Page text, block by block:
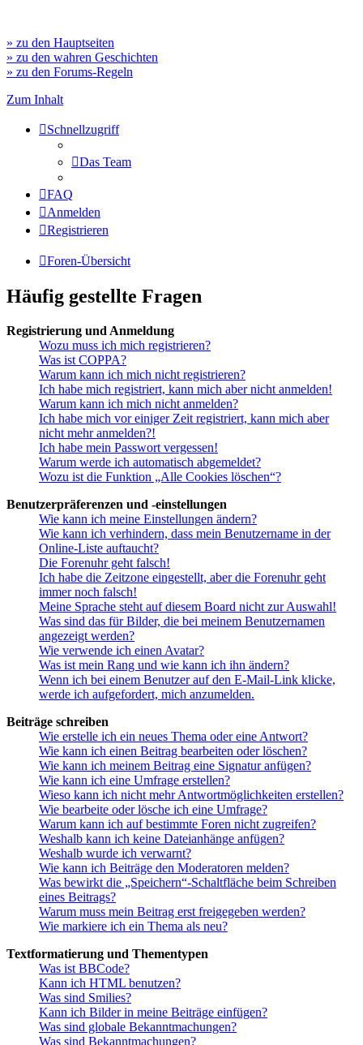
» zu den Hauptseiten
» zu den wahren Geschichten
» zu den Forums-Regeln
Zum Inhalt
Schnellzugriff
Das Team
FAQ
Anmelden
Registrieren
Foren-Übersicht
Häufig gestellte Fragen
Registrierung und Anmeldung
Wozu muss ich mich registrieren?
Was ist COPPA?
Warum kann ich mich nicht registrieren?
Ich habe mich registriert, kann mich aber nicht anmelden!
Warum kann ich mich nicht anmelden?
Ich habe mich vor einiger Zeit registriert, kann mich aber
nicht mehr anmelden?!
Ich habe mein Passwort vergessen!
Warum werde ich automatisch abgemeldet?
Wozu ist die Funktion „Alle Cookies löschen“?
Benutzerpräferenzen und -einstellungen
Wie kann ich meine Einstellungen ändern?
Wie kann ich verhindern, dass mein Benutzername in der
Online-Liste auftaucht?
Die Forenuhr geht falsch!
Ich habe die Zeitzone eingestellt, aber die Forenuhr geht
immer noch falsch!
Meine Sprache steht auf diesem Board nicht zur Auswahl!
Was sind das für Bilder, die bei meinem Benutzernamen
angezeigt werden?
Wie verwende ich einen Avatar?
Was ist mein Rang und wie kann ich ihn ändern?
Wenn ich bei einem Benutzer auf den E-Mail-Link klicke,
werde ich aufgefordert, mich anzumelden.
Beiträge schreiben
Wie erstelle ich ein neues Thema oder eine Antwort?
Wie kann ich einen Beitrag bearbeiten oder löschen?
Wie kann ich meinem Beitrag eine Signatur anfügen?
Wie kann ich eine Umfrage erstellen?
Wieso kann ich nicht mehr Antwortmöglichkeiten erstellen?
Wie bearbeite oder lösche ich eine Umfrage?
Warum kann ich auf bestimmte Foren nicht zugreifen?
Weshalb kann ich keine Dateianhänge anfügen?
Weshalb wurde ich verwarnt?
Wie kann ich Beiträge den Moderatoren melden?
Was bewirkt die „Speichern“-Schaltfläche beim Schreiben
eines Beitrags?
Warum muss mein Beitrag erst freigegeben werden?
Wie markiere ich ein Thema als neu?
Textformatierung und Thementypen
Was ist BBCode?
Kann ich HTML benutzen?
Was sind Smilies?
Kann ich Bilder in meine Beiträge einfügen?
Was sind globale Bekanntmachungen?
Was sind Bekanntmachungen?